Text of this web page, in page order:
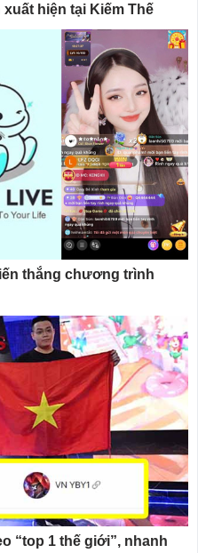
hiện tại Kiếm Thế
thắng chương trình
“top 1 thế giới”, nhanh